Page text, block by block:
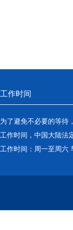
工作时间
为了避免不必要的等待
工作时间，中国大陆法
工作时间：周一至周六